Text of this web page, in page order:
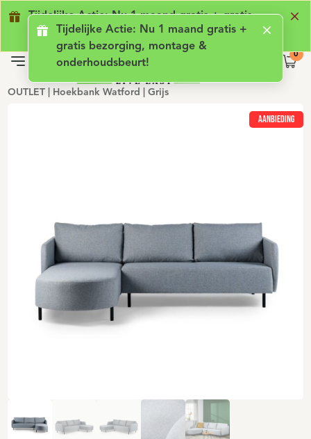
Tijdelijke Actie: Nu 1 maand gratis + gratis
bezorging, montage & onderhoudsbeurt!
Tijdelijke Actie: Nu 1 maand gratis +
gratis bezorging, montage &
onderhoudsbeurt!
Geen lening met rente Luxe comfort
OUTLET | Hoekbank Watford | Grijs
AANBIEDING